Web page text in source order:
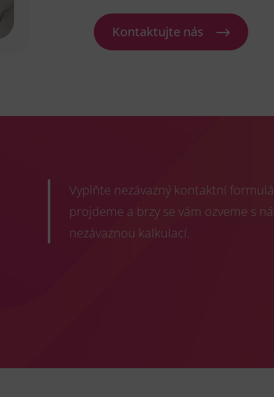
Kontaktujte nás
Vyplňte nezávazný kontaktní
projdeme a brzy se vám ozveme s
nezávaznou kalkulací.